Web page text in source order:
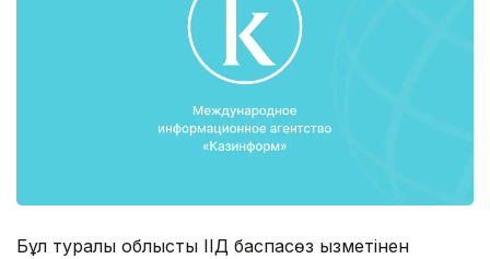
Бұл туралы облыстық ІІД баспасөз қызметінен